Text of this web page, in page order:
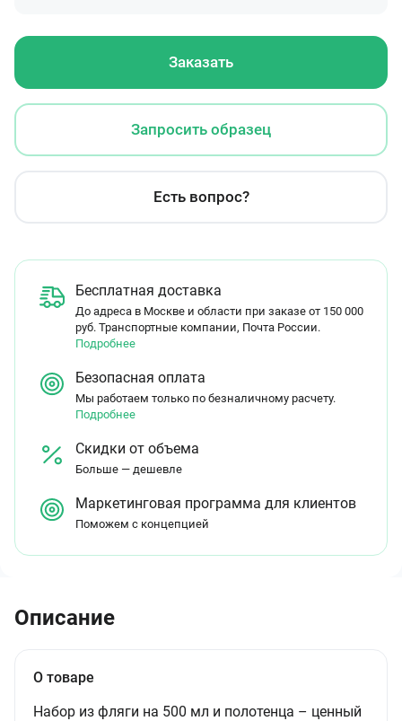
Заказать
Запросить образец
Есть вопрос?
Бесплатная доставка
До адреса в Москве и области при заказе от 150 000
руб. Транспортные компании, Почта России.
Подробнее
Безопасная оплата
Мы работаем только по безналичному расчету.
Подробнее
Скидки от объема
Больше — дешевле
Маркетинговая программа для клиентов
Поможем с концепцией
Описание
О товаре
Набор из фляги на 500 мл и полотенца – ценный